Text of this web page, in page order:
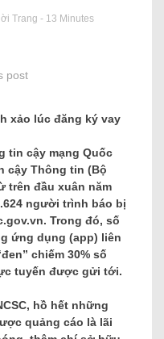
Trang - 13 Minutes
post
xảo lúc đăng ký vay
tin cậy mạng Quốc
cậy Thông tin (Bộ
trên đầu xuân năm
người trình báo bị
Trong đó, số
ứng dụng (app) liên
chiếm 30% số
tuyến được gửi tới.
hồ hết những
quảng cáo là lãi